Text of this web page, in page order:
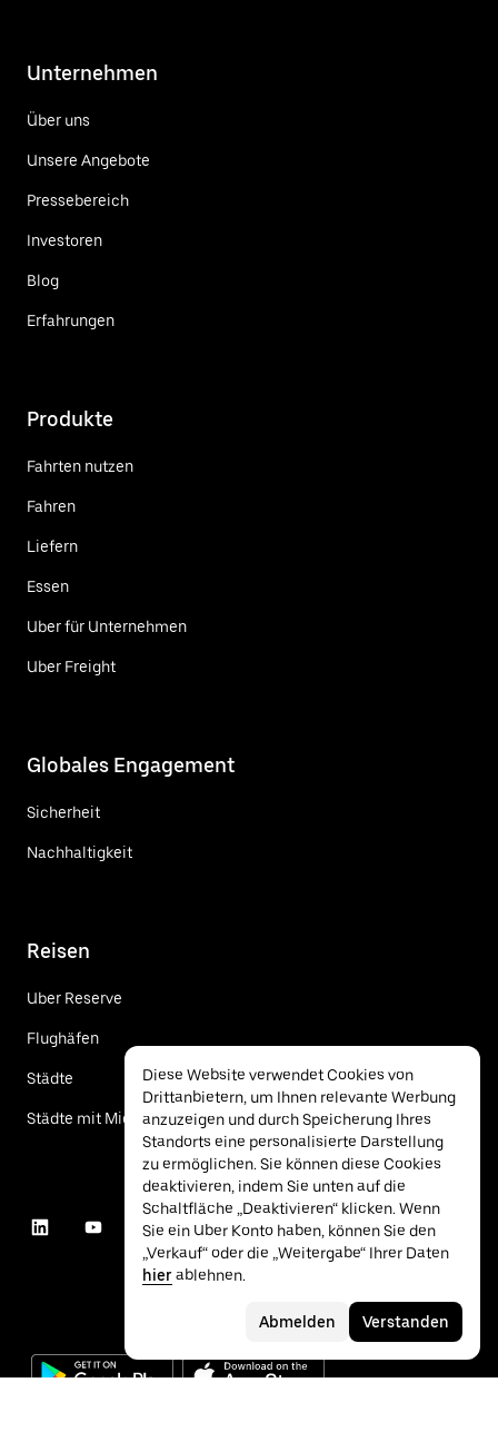
Unternehmen
Über uns
Unsere Angebote
Pressebereich
Investoren
Blog
Erfahrungen
Produkte
Fahrten nutzen
Fahren
Liefern
Essen
Uber für Unternehmen
Uber Freight
Globales Engagement
Sicherheit
Nachhaltigkeit
Reisen
Uber Reserve
Flughäfen
Städte
Städte mit Mietwagen
Diese Website verwendet Cookies von
Drittanbietern, um Ihnen relevante Werbung
anzuzeigen und durch Speicherung Ihres
Standorts eine personalisierte Darstellung
zu ermöglichen. Sie können diese Cookies
deaktivieren, indem Sie unten auf die
Schaltfläche „Deaktivieren“ klicken. Wenn
Sie ein Uber Konto haben, können Sie den
„Verkauf“ oder die „Weitergabe“ Ihrer Daten
hierablehnen.
Abmelden Verstanden